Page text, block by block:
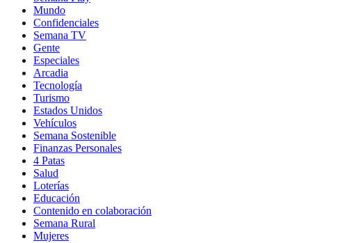
Mundo
Confidenciales
Semana TV
Gente
Especiales
Arcadia
Tecnología
Turismo
Estados Unidos
Vehículos
Semana Sostenible
Finanzas Personales
4 Patas
Salud
Loterías
Educación
Contenido en colaboración
Semana Rural
Mujeres